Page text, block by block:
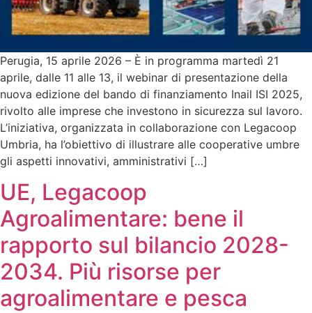
Perugia, 15 aprile 2026 – È in programma martedì 21
aprile, dalle 11 alle 13, il webinar di presentazione della
nuova edizione del bando di finanziamento Inail ISI 2025,
rivolto alle imprese che investono in sicurezza sul lavoro.
L’iniziativa, organizzata in collaborazione con Legacoop
Umbria, ha l’obiettivo di illustrare alle cooperative umbre
gli aspetti innovativi, amministrativi […]
UE, Legacoop
Agroalimentare: bene il
rapporto sul bilancio 2028-
2034. Più risorse per
agroalimentare e pesca